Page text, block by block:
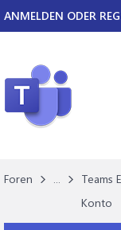
Foren ...
Teams
Konto
ANMELDEN ODER